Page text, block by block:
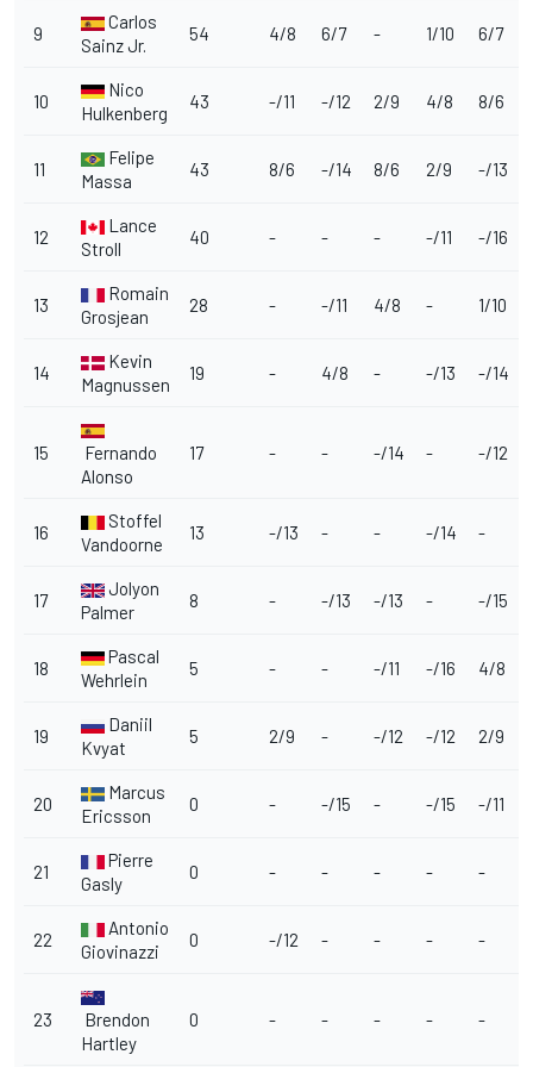
9
Carlos
Sainz Jr.
54 4/8 6/7 - 1/10 6/7
10
Nico
Hulkenberg
43 -/11 -/12 2/9 4/8 8/6
11
Felipe
Massa
43 8/6 -/14 8/6 2/9 -/13
12
Lance
Stroll
40 - - - -/11 -/16
13
Romain
Grosjean
28 - -/11 4/8 - 1/10
14
Kevin
Magnussen
19 - 4/8 - -/13 -/14
15
Fernando
Alonso
17 - - -/14 - -/12
16
Stoffel
Vandoorne
13 -/13 - - -/14 -
17
Jolyon
Palmer
8 - -/13 -/13 - -/15
18
Pascal
Wehrlein
5 - - -/11 -/16 4/8
19
Daniil
Kvyat
5 2/9 - -/12 -/12 2/9
20
Marcus
Ericsson
0 - -/15 - -/15 -/11
21
Pierre
Gasly
0 - - - - -
22
Antonio
Giovinazzi
0 -/12 - - - -
23
Brendon
Hartley
0 - - - - -